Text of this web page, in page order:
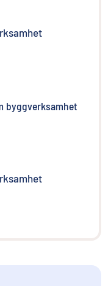
byggverksamhet
länk